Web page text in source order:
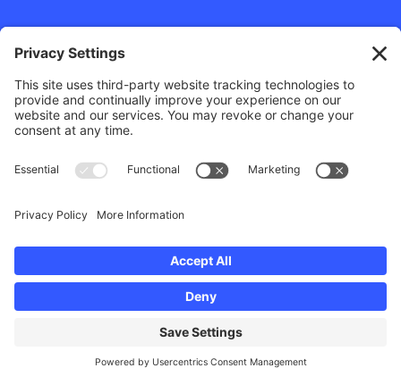
© 2026 Outside The Lens, una organización sin fines de
lucro 501c(3).
Sitio web de